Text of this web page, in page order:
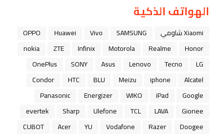
الهواتف الذكية
Xiaomi شاومي SAMSUNG
Vivo
Huawei
OPPO
Honor
Realme
Motorola
Infinix
ZTE
nokia
LG
Tecno
Lenovo
Asus
SONY
OnePlus
Alcatel
iphone
Meizu
BLU
HTC
Condor
Google
iPad
WIKO
Energizer
Panasonic
Gionee
LAVA
TCL
Ulefone
Sharp
evertek
Doogee
Razer
Vodafone
YU
Acer
CUBOT